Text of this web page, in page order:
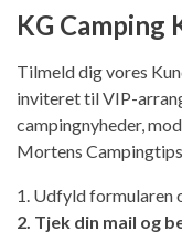
KG Camping
Tilmeld dig vores
inviteret til VIP-
campingnyheder,
Mortens
1. Udfyld formularen
2. Tjek din mail og